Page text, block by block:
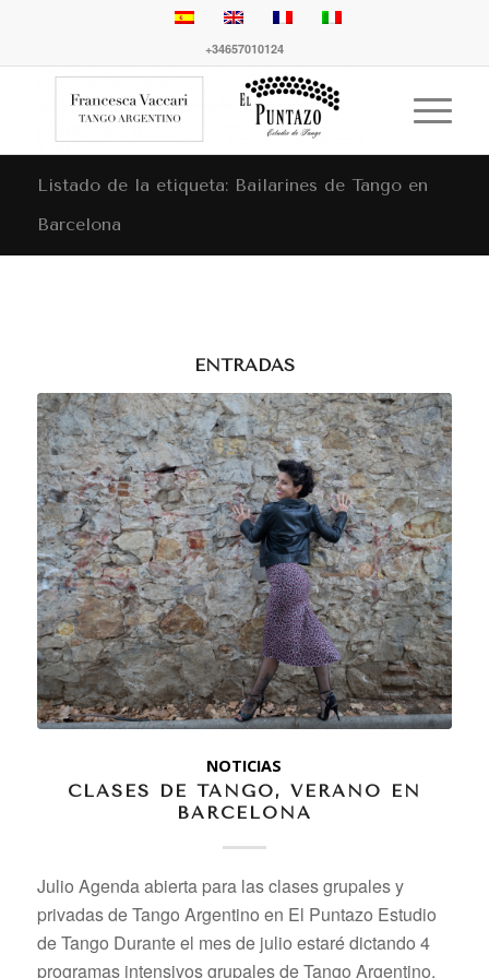
+34657010124
Listado de la etiqueta: Bailarines de Tango en
Barcelona
ENTRADAS
NOTICIAS
CLASES DE TANGO, VERANO EN
BARCELONA
Julio Agenda abierta para las clases grupales y
privadas de Tango Argentino en El Puntazo Estudio
de Tango Durante el mes de julio estaré dictando 4
programas intensivos grupales de Tango Argentino,